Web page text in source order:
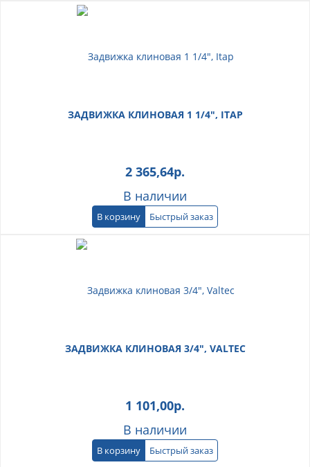
ЗАДВИЖКА КЛИНОВАЯ 1 1/4", ITAP
2 365,64р.
В наличии
В корзину Быстрый заказ
ЗАДВИЖКА КЛИНОВАЯ 3/4", VALTEC
1 101,00р.
В наличии
В корзину Быстрый заказ